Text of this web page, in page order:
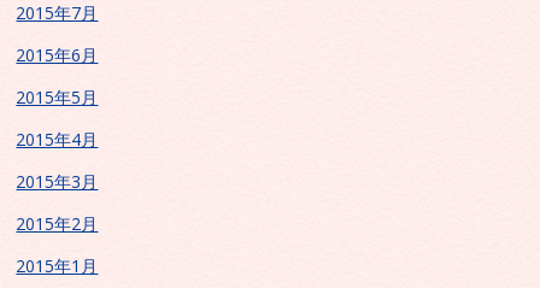
2015年7月
2015年6月
2015年5月
2015年4月
2015年3月
2015年2月
2015年1月